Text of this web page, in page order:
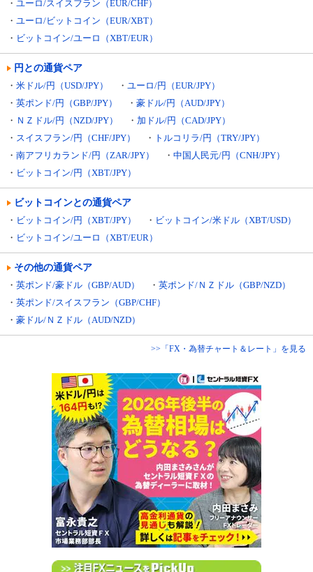
・ ユーロ/スイスフラン（EUR/CHF）
・ ユーロ/ビットコイン（EUR/XBT）
・ ビットコイン/ユーロ（XBT/EUR）
円との通貨ペア
・ 米ドル/円（USD/JPY） ・ ユーロ/円（EUR/JPY）
・ 英ポンド/円（GBP/JPY） ・ 豪ドル/円（AUD/JPY）
・ ＮＺドル/円（NZD/JPY） ・ 加ドル/円（CAD/JPY）
・ スイスフラン/円（CHF/JPY） ・ トルコリラ/円（TRY/JPY）
・ 南アフリカランド/円（ZAR/JPY） ・ 中国人民元/円（CNH/JPY）
・ ビットコイン/円（XBT/JPY）
ビットコインとの通貨ペア
・ ビットコイン/円（XBT/JPY） ・ ビットコイン/米ドル（XBT/USD）
・ ビットコイン/ユーロ（XBT/EUR）
その他の通貨ペア
・ 英ポンド/豪ドル（GBP/AUD） ・ 英ポンド/ＮＺドル（GBP/NZD）
・ 英ポンド/スイスフラン（GBP/CHF）
・ 豪ドル/ＮＺドル（AUD/NZD）
>>「FX・為替チャート＆レート」を見る